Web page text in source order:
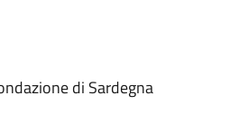
di Sardegna